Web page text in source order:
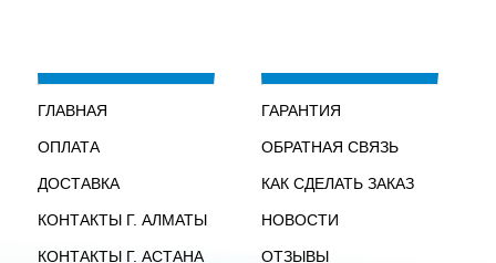
ГЛАВНАЯ
ОПЛАТА
ДОСТАВКА
КОНТАКТЫ Г. АЛМАТЫ
КОНТАКТЫ Г. АСТАНА
ГАРАНТИЯ
ОБРАТНАЯ СВЯЗЬ
КАК СДЕЛАТЬ ЗАКАЗ
НОВОСТИ
ОТЗЫВЫ